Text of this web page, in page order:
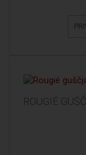
ROUGIÉ